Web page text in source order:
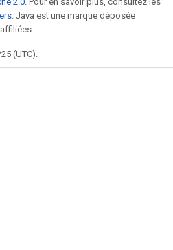
. Java est une marque déposée
(UTC).